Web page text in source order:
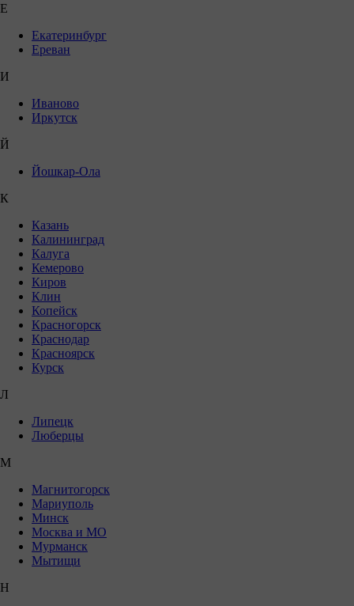
Е
Екатеринбург
Ереван
И
Иваново
Иркутск
Й
Йошкар-Ола
К
Казань
Калининград
Калуга
Кемерово
Киров
Клин
Копейск
Красногорск
Краснодар
Красноярск
Курск
Л
Липецк
Люберцы
М
Магнитогорск
Мариуполь
Минск
Москва и МО
Мурманск
Мытищи
Н